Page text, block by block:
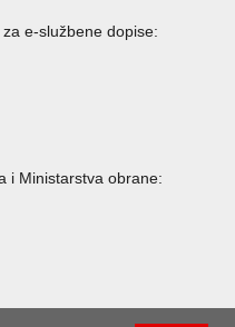
e-službene dopise:
i Ministarstva obrane: